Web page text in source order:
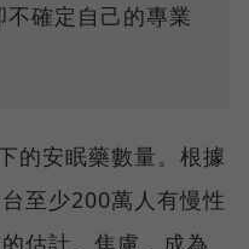
確定自己的專業
的安眠藥數量。根據
至少200萬人有慢性
估計。焦慮，成為